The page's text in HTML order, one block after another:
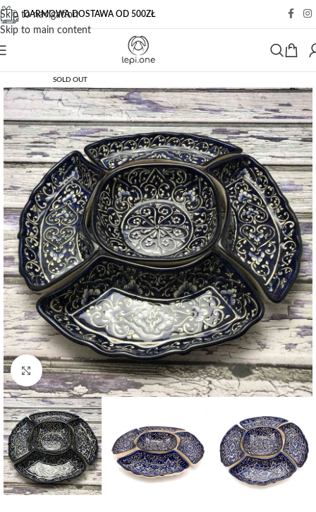
Skip to navigation
Skip to main content
DARMOWA DOSTAWA OD 500ZŁ
SOLD OUT
Click to enlarge